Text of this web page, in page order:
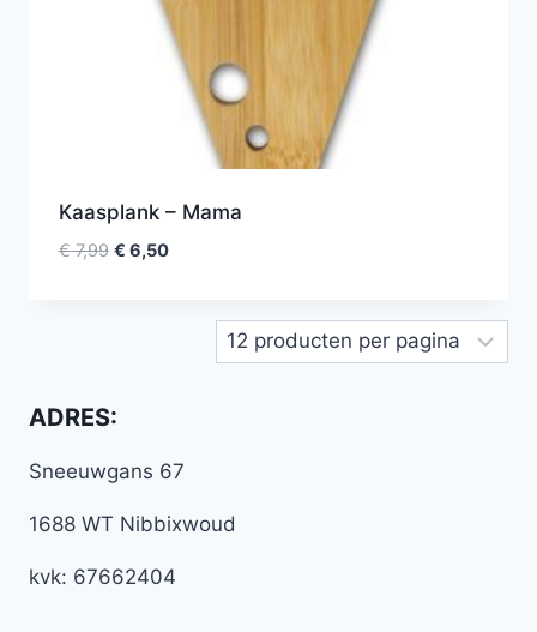
Kaasplank – Mama
€7,99 € 6,50
ADRES:
Sneeuwgans 67
1688 WT Nibbixwoud
kvk: 67662404